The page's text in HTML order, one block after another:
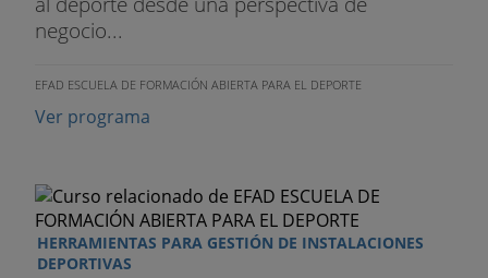
negocio...
EFAD ESCUELA DE FORMACIÓN ABIERTA PARA EL DEPORTE
Ver programa
HERRAMIENTAS PARA GESTIÓN DE INSTALACIONES
DEPORTIVAS